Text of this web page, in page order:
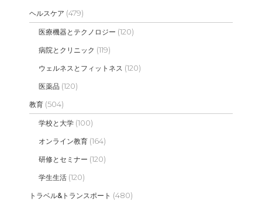
ヘルスケア (479)
医療機器とテクノロジー (120)
病院とクリニック (119)
ウェルネスとフィットネス (120)
医薬品 (120)
教育 (504)
学校と大学 (100)
オンライン教育 (164)
研修とセミナー (120)
学生生活 (120)
トラベル&トランスポート (480)